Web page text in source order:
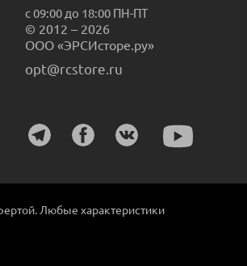
с 09:00 до 18:00 ПН-ПТ
© 2012 – 2026
ООО «ЭРСИсторе.ру»
opt@rcstore.ru
Любые характеристики